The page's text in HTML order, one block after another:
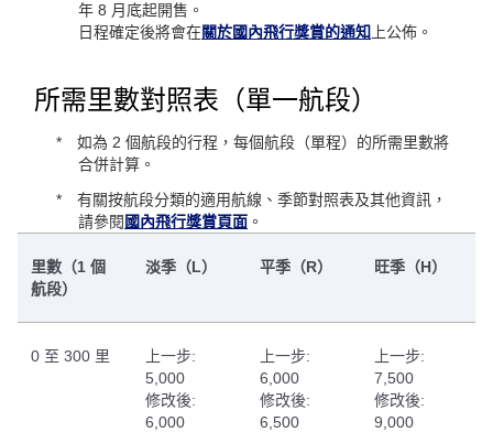
年 8 月底起開售。
日程確定後將會在關於國內飛行獎賞的通知 上公佈。
所需里數對照表（單一航段）
如為 2 個航段的行程，每個航段（單程）的所需里數將
合併計算。
有關按航段分類的適用航線、季節對照表及其他資訊，
請參閱 國內飛行獎賞頁面 。
里數（1 個
航段）
淡季（L） 平季（R） 旺季（H）
0 至 300 里
上一步:
5,000
修改後:
6,000
上一步:
6,000
修改後:
6,500
上一步:
7,500
修改後:
9,000